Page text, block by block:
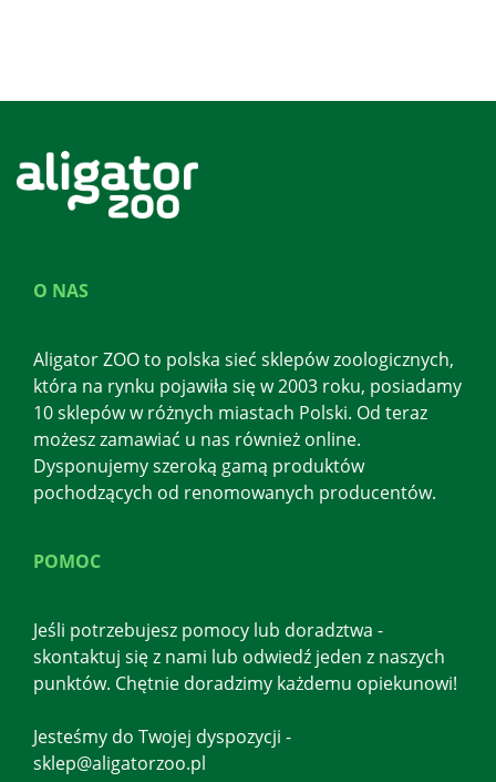
O NAS
Aligator ZOO to polska sieć sklepów zoologicznych,
która na rynku pojawiła się w 2003 roku, posiadamy
10 sklepów w różnych miastach Polski. Od teraz
możesz zamawiać u nas również online.
Dysponujemy szeroką gamą produktów
pochodzących od renomowanych producentów.
POMOC
Jeśli potrzebujesz pomocy lub doradztwa -
skontaktuj się z nami lub odwiedź jeden z naszych
punktów. Chętnie doradzimy każdemu opiekunowi!
Jesteśmy do Twojej dyspozycji -
sklep@aligatorzoo.pl